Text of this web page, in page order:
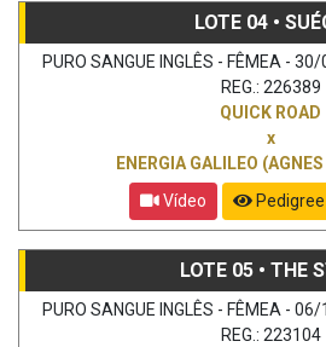
LOTE 04 •
PURO SANGUE INGLÊS - FÊMEA -
REG.: 226389
QUICK ROAD
x
ENERGIA GALILEO
Vídeo
LOTE 05 • THE
PURO SANGUE INGLÊS - FÊMEA -
REG.: 223104